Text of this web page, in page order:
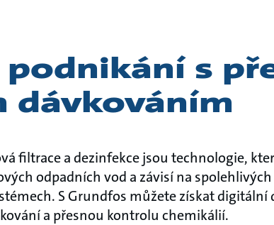
podnikání s
dávkováním
filtrace a dezinfekce jsou technologie,
odpadních vod a závisí na
S Grundfos můžete získat digitální
a přesnou kontrolu chemikálií.